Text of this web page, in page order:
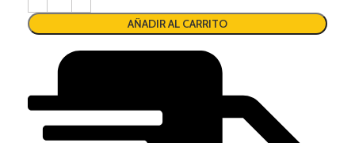
AÑADIR AL CARRITO